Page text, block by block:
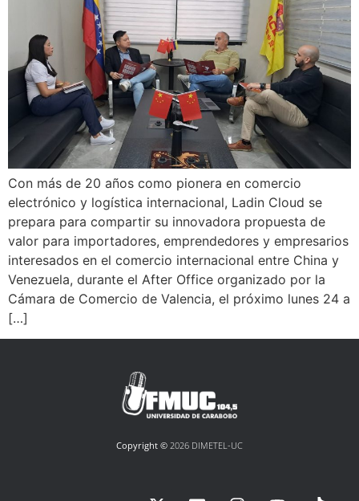
Con más de 20 años como pionera en comercio
electrónico y logística internacional, Ladin Cloud se
prepara para compartir su innovadora propuesta de
valor para importadores, emprendedores y empresarios
interesados en el comercio internacional entre China y
Venezuela, durante el After Office organizado por la
Cámara de Comercio de Valencia, el próximo lunes 24 a
[…]
Copyright © 2026 DIMETEL-UC